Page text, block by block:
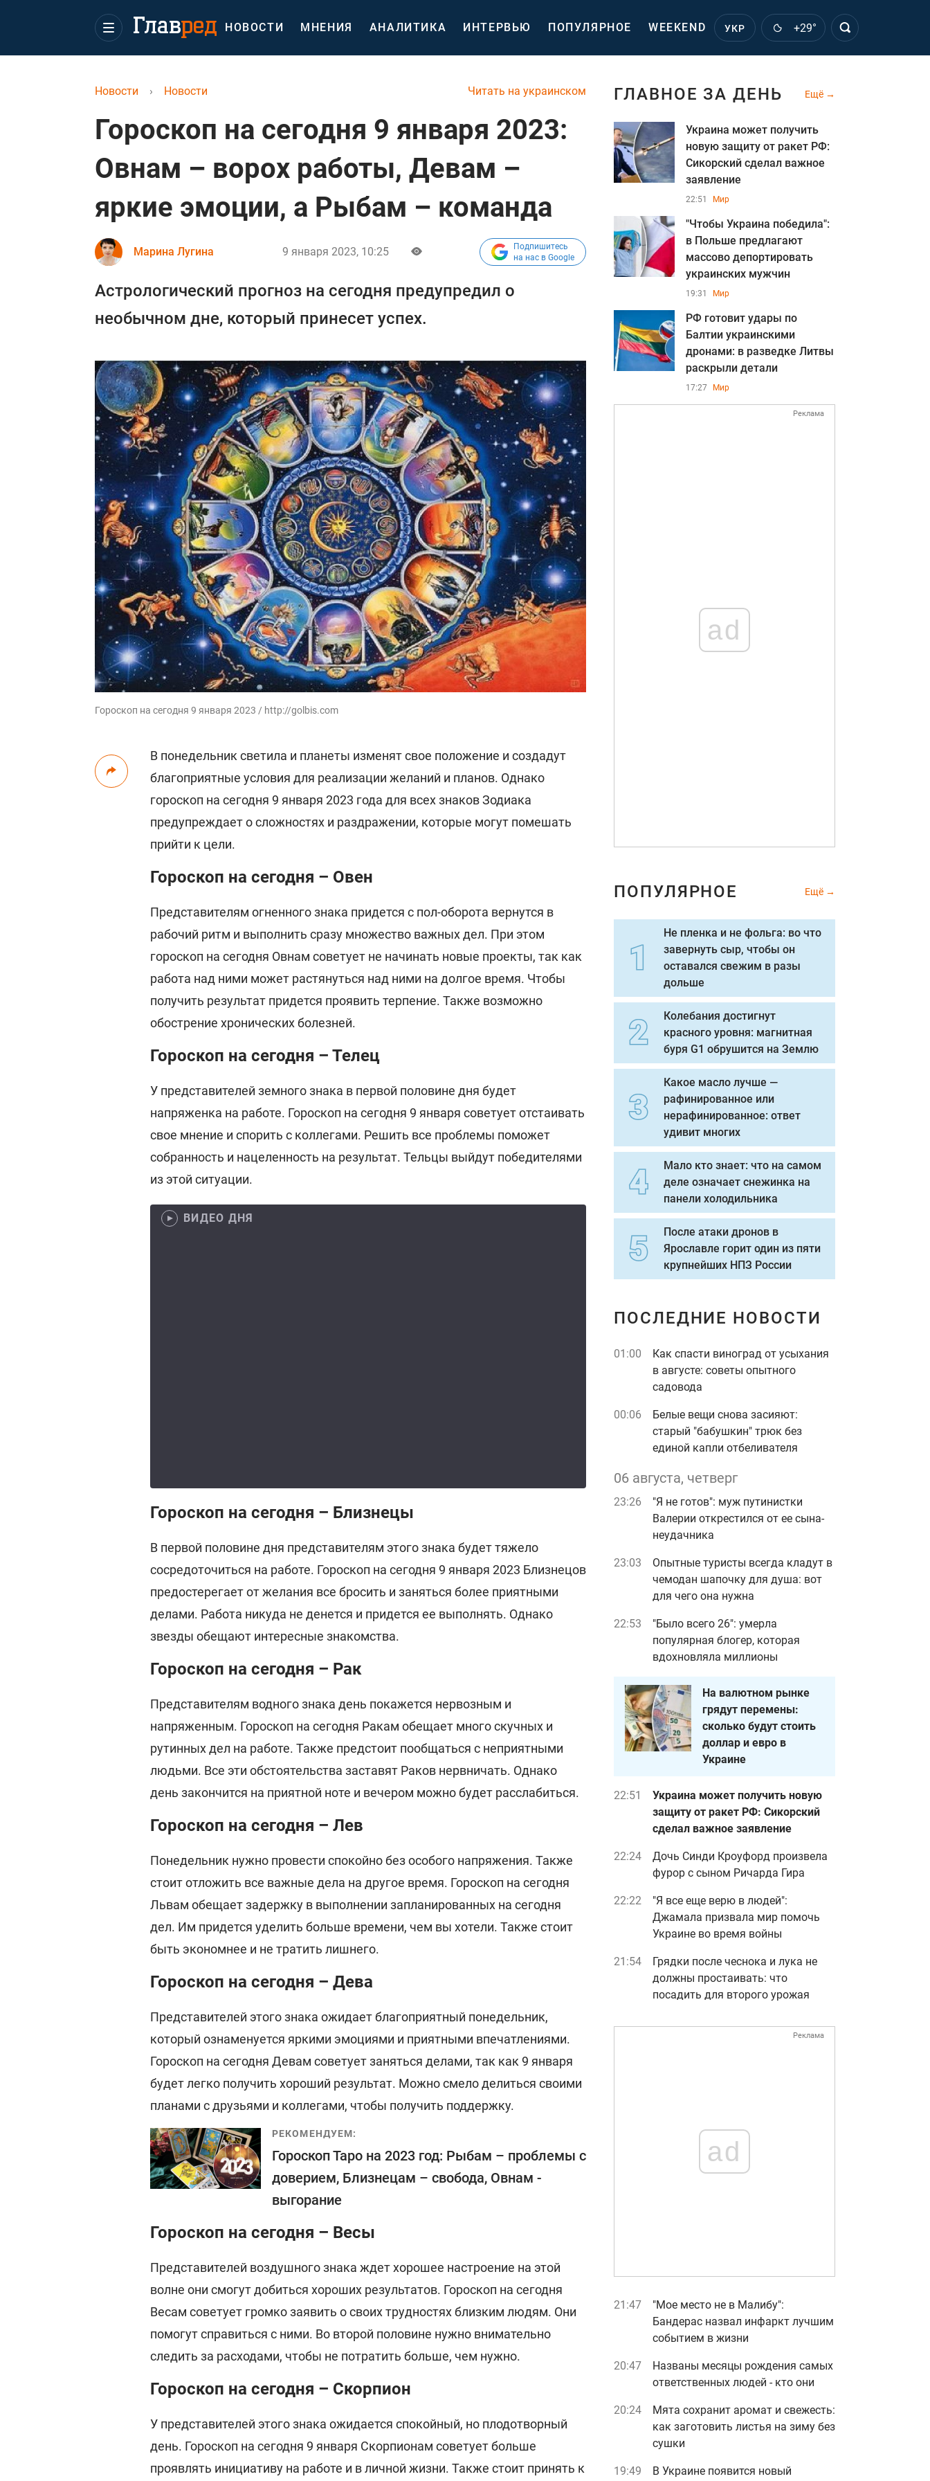
НОВОСТИ МНЕНИЯ АНАЛИТИКА ИНТЕРВЬЮ ПОПУЛЯРНОЕ WEEKEND УКР +29°
Читать на украинском
Новости › Новости
Гороскоп на сегодня 9 января 2023:
Овнам – ворох работы, Девам –
яркие эмоции, а Рыбам – команда
Марина Лугина 9 января 2023, 10:25
Подпишитесь
на нас в Google
Астрологический прогноз на сегодня предупредил о
необычном дне, который принесет успех.
Гороскоп на сегодня 9 января 2023 / http://golbis.com
В понедельник светила и планеты изменят свое положение и создадут
благоприятные условия для реализации желаний и планов. Однако
гороскоп на сегодня 9 января 2023 года для всех знаков Зодиака
предупреждает о сложностях и раздражении, которые могут помешать
прийти к цели.
Гороскоп на сегодня – Овен
Представителям огненного знака придется с пол-оборота вернутся в
рабочий ритм и выполнить сразу множество важных дел. При этом
гороскоп на сегодня Овнам советует не начинать новые проекты, так как
работа над ними может растянуться над ними на долгое время. Чтобы
получить результат придется проявить терпение. Также возможно
обострение хронических болезней.
Гороскоп на сегодня – Телец
У представителей земного знака в первой половине дня будет
напряженка на работе. Гороскоп на сегодня 9 января советует отстаивать
свое мнение и спорить с коллегами. Решить все проблемы поможет
собранность и нацеленность на результат. Тельцы выйдут победителями
из этой ситуации.
ВИДЕО ДНЯ
Гороскоп на сегодня – Близнецы
В первой половине дня представителям этого знака будет тяжело
сосредоточиться на работе. Гороскоп на сегодня 9 января 2023 Близнецов
предостерегает от желания все бросить и заняться более приятными
делами. Работа никуда не денется и придется ее выполнять. Однако
звезды обещают интересные знакомства.
Гороскоп на сегодня – Рак
Представителям водного знака день покажется нервозным и
напряженным. Гороскоп на сегодня Ракам обещает много скучных и
рутинных дел на работе. Также предстоит пообщаться с неприятными
людьми. Все эти обстоятельства заставят Раков нервничать. Однако
день закончится на приятной ноте и вечером можно будет расслабиться.
Гороскоп на сегодня – Лев
Понедельник нужно провести спокойно без особого напряжения. Также
стоит отложить все важные дела на другое время. Гороскоп на сегодня
Львам обещает задержку в выполнении запланированных на сегодня
дел. Им придется уделить больше времени, чем вы хотели. Также стоит
быть экономнее и не тратить лишнего.
Гороскоп на сегодня – Дева
Представителей этого знака ожидает благоприятный понедельник,
который ознаменуется яркими эмоциями и приятными впечатлениями.
Гороскоп на сегодня Девам советует заняться делами, так как 9 января
будет легко получить хороший результат. Можно смело делиться своими
планами с друзьями и коллегами, чтобы получить поддержку.
РЕКОМЕНДУЕМ:
Гороскоп Таро на 2023 год: Рыбам – проблемы с
доверием, Близнецам – свобода, Овнам -
выгорание
Гороскоп на сегодня – Весы
Представителей воздушного знака ждет хорошее настроение на этой
волне они смогут добиться хороших результатов. Гороскоп на сегодня
Весам советует громко заявить о своих трудностях близким людям. Они
помогут справиться с ними. Во второй половине нужно внимательно
следить за расходами, чтобы не потратить больше, чем нужно.
Гороскоп на сегодня – Скорпион
У представителей этого знака ожидается спокойный, но плодотворный
день. Гороскоп на сегодня 9 января Скорпионам советует больше
проявлять инициативу на работе и в личной жизни. Также стоит принять к
ГЛАВНОЕ ЗА ДЕНЬ Ещё
Украина может получить
новую защиту от ракет РФ:
Сикорский сделал важное
заявление
22:51 Мир
"Чтобы Украина победила":
в Польше предлагают
массово депортировать
украинских мужчин
19:31 Мир
РФ готовит удары по
Балтии украинскими
дронами: в разведке Литвы
раскрыли детали
17:27 Мир
Реклама
ad
ПОПУЛЯРНОЕ Ещё
Не пленка и не фольга: во что
завернуть сыр, чтобы он
оставался свежим в разы
дольше
Колебания достигнут
красного уровня: магнитная
буря G1 обрушится на Землю
Какое масло лучше —
рафинированное или
нерафинированное: ответ
удивит многих
Мало кто знает: что на самом
деле означает снежинка на
панели холодильника
После атаки дронов в
Ярославле горит один из пяти
крупнейших НПЗ России
ПОСЛЕДНИЕ НОВОСТИ
01:00
Как спасти виноград от усыхания
в августе: советы опытного
садовода
00:06
Белые вещи снова засияют:
старый "бабушкин" трюк без
единой капли отбеливателя
06 августа, четверг
23:26
"Я не готов": муж путинистки
Валерии открестился от ее сына-
неудачника
23:03
Опытные туристы всегда кладут в
чемодан шапочку для душа: вот
для чего она нужна
22:53
"Было всего 26": умерла
популярная блогер, которая
вдохновляла миллионы
На валютном рынке
грядут перемены:
сколько будут стоить
доллар и евро в
Украине
22:51
Украина может получить новую
защиту от ракет РФ: Сикорский
сделал важное заявление
22:24
Дочь Синди Кроуфорд произвела
фурор с сыном Ричарда Гира
22:22
"Я все еще верю в людей":
Джамала призвала мир помочь
Украине во время войны
21:54
Грядки после чеснока и лука не
должны простаивать: что
посадить для второго урожая
Реклама
ad
21:47
"Мое место не в Малибу":
Бандерас назвал инфаркт лучшим
событием в жизни
20:47
Названы месяцы рождения самых
ответственных людей - кто они
20:24
Мята сохранит аромат и свежесть:
как заготовить листья на зиму без
сушки
19:49 В Украине появится новый